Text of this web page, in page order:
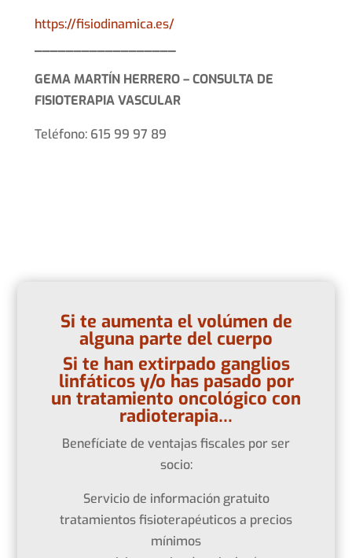
https://fisiodinamica.es/
GEMA MARTÍN HERRERO – CONSULTA DE
FISIOTERAPIA VASCULAR
Teléfono: 615 99 97 89
Si te aumenta el volúmen de
alguna parte del cuerpo
Si te han extirpado ganglios
linfáticos y/o has pasado por
un tratamiento oncológico con
radioterapia…
Benefíciate de ventajas fiscales por ser
socio:
Servicio de información gratuito
tratamientos fisioterapéuticos a precios
mínimos